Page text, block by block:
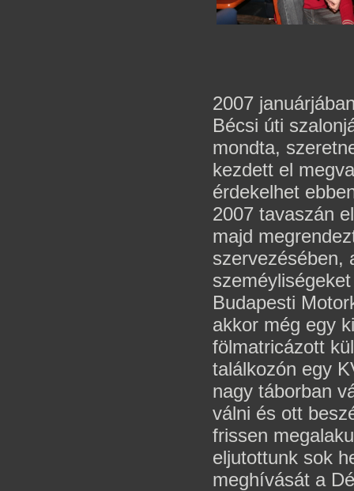
2007
Bécsi úti
mondta,
kezdett el
érdekelhet
2007 tavaszán
majd
szervezésében,
Budapesti
akkor még egy
fölmatricázott
találkozón egy
nagy táborban
válni és ott
frissen
eljutottunk sok
meghívását a